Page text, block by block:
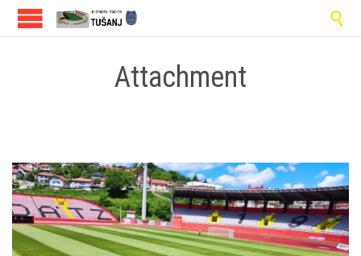

Attachment